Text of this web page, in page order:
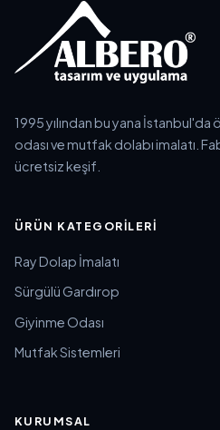
1995 yılından bu yana
odası ve mutfak dolabı imalatı.
ücretsiz keşif.
ÜRÜN KATEGORILERI
Ray Dolap İmalatı
Sürgülü Gardırop
Giyinme Odası
Mutfak Sistemleri
KURUMSAL